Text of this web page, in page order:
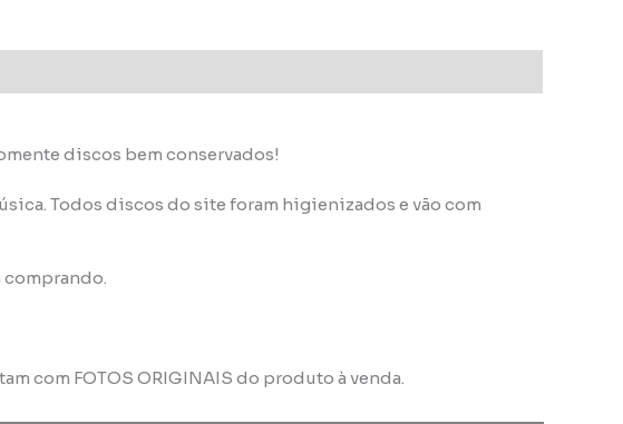
discos bem conservados!
Todos discos do site foram higienizados e vão com
comprando.
com FOTOS ORIGINAIS do produto à venda.